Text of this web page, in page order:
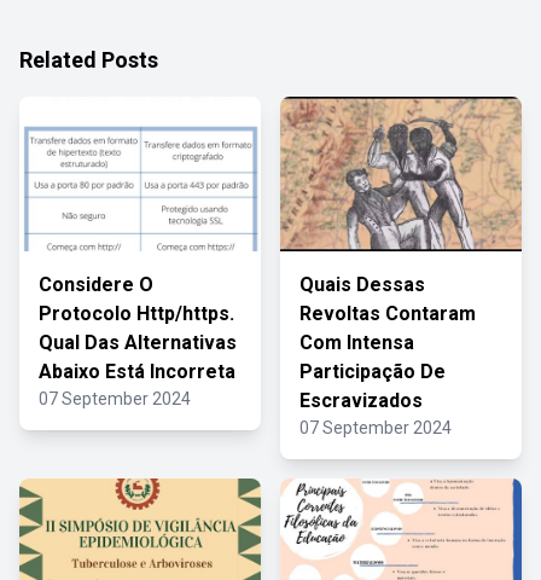
Related Posts
Considere O
Protocolo Http/https.
Qual Das Alternativas
Abaixo Está Incorreta
07 September 2024
Quais Dessas
Revoltas Contaram
Com Intensa
Participação De
Escravizados
07 September 2024